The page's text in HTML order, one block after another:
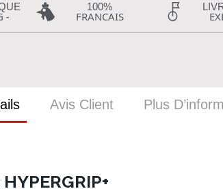
-
100%
FRANCAIS
Avis Client Plus